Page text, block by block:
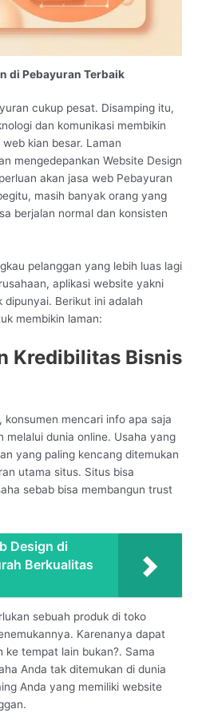
di Pebayuran Terbaik
cukup pesat. Disamping itu,
dan komunikasi membikin
kian besar. Laman
mengedepankan Website Design
akan jasa web Pebayuran
masih banyak orang yang
berjalan normal dan konsisten
pelanggan yang lebih luas lagi
aplikasi website yakni
Berikut ini adalah
membikin laman:
Kredibilitas Bisnis
konsumen mencari info apa saja
melalui dunia online. Usaha yang
yang paling kencang ditemukan
utama situs. Situs bisa
sebab bisa membangun trust
Design di
Berkualitas
sebuah produk di toko
Karenanya dapat
ke tempat lain bukan?. Sama
Anda tak ditemukan di dunia
Anda yang memiliki website